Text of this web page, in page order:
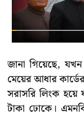
জানা গিয়েছে,
মেয়ের আধার
সরাসরি লিংক হয়ে
টাকা ঢোকে।